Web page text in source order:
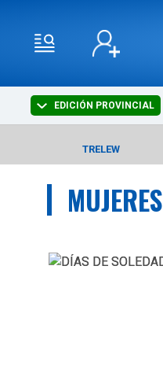
EDICIÓN PROVINCIAL
TRELEW
MUJERES